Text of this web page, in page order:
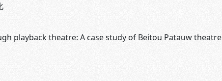
playback theatre: A case study of Beitou Patauw theatre